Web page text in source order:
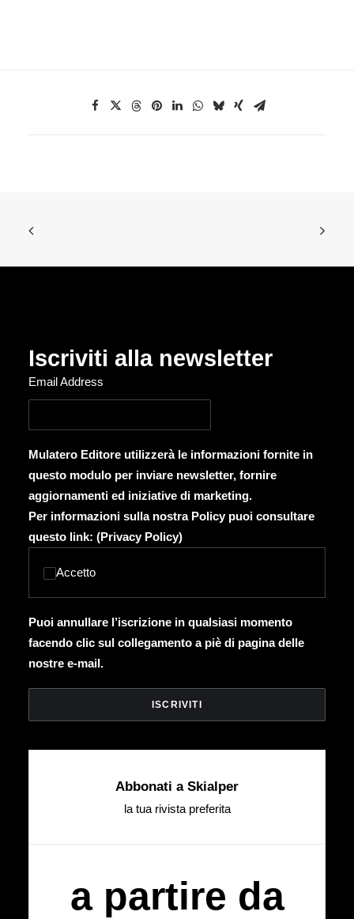
Iscriviti alla newsletter
Email Address
Mulatero Editore utilizzerà le informazioni fornite in
questo modulo per inviare newsletter, fornire
aggiornamenti ed iniziative di marketing.
Per informazioni sulla nostra Policy puoi consultare
questo link: (Privacy Policy)
Accetto
Puoi annullare l’iscrizione in qualsiasi momento
facendo clic sul collegamento a piè di pagina delle
nostre e-mail.
Abbonati a Skialper
la tua rivista preferita
a partire da